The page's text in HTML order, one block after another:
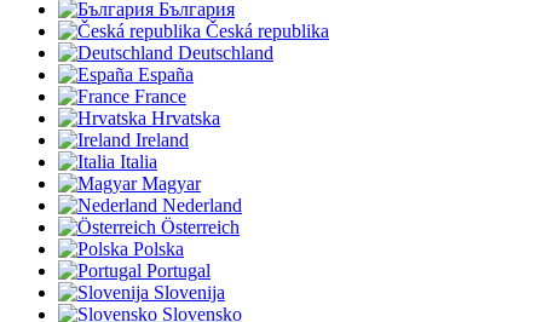
България
Česká republika
Deutschland
España
France
Hrvatska
Ireland
Italia
Magyar
Nederland
Österreich
Polska
Portugal
Slovenija
Slovensko